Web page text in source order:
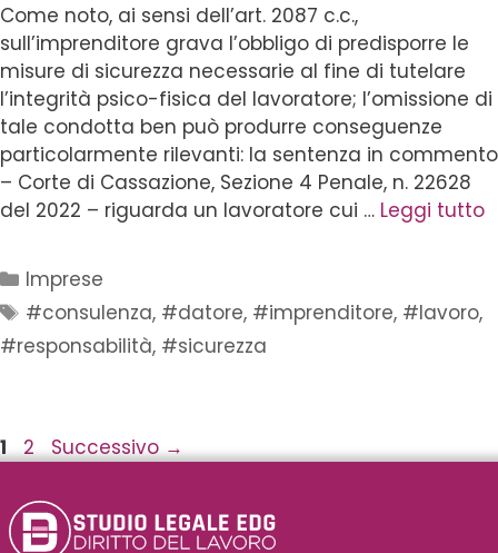
Come noto, ai sensi dell’art. 2087 c.c.,
sull’imprenditore grava l’obbligo di predisporre le
misure di sicurezza necessarie al fine di tutelare
l’integrità psico-fisica del lavoratore; l’omissione di
tale condotta ben può produrre conseguenze
particolarmente rilevanti: la sentenza in commento
– Corte di Cassazione, Sezione 4 Penale, n. 22628
del 2022 – riguarda un lavoratore cui … Leggi tutto
Imprese
#consulenza, #datore, #imprenditore, #lavoro,
#responsabilità, #sicurezza
1 2 Successivo →